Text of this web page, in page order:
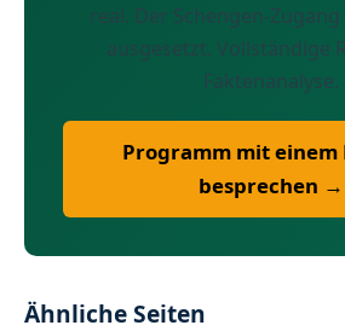
real. Der Schengen-
ausgesetzt. Vollständige
Faktenanalyse.
Programm mit einem
besprechen →
Ähnliche Seiten